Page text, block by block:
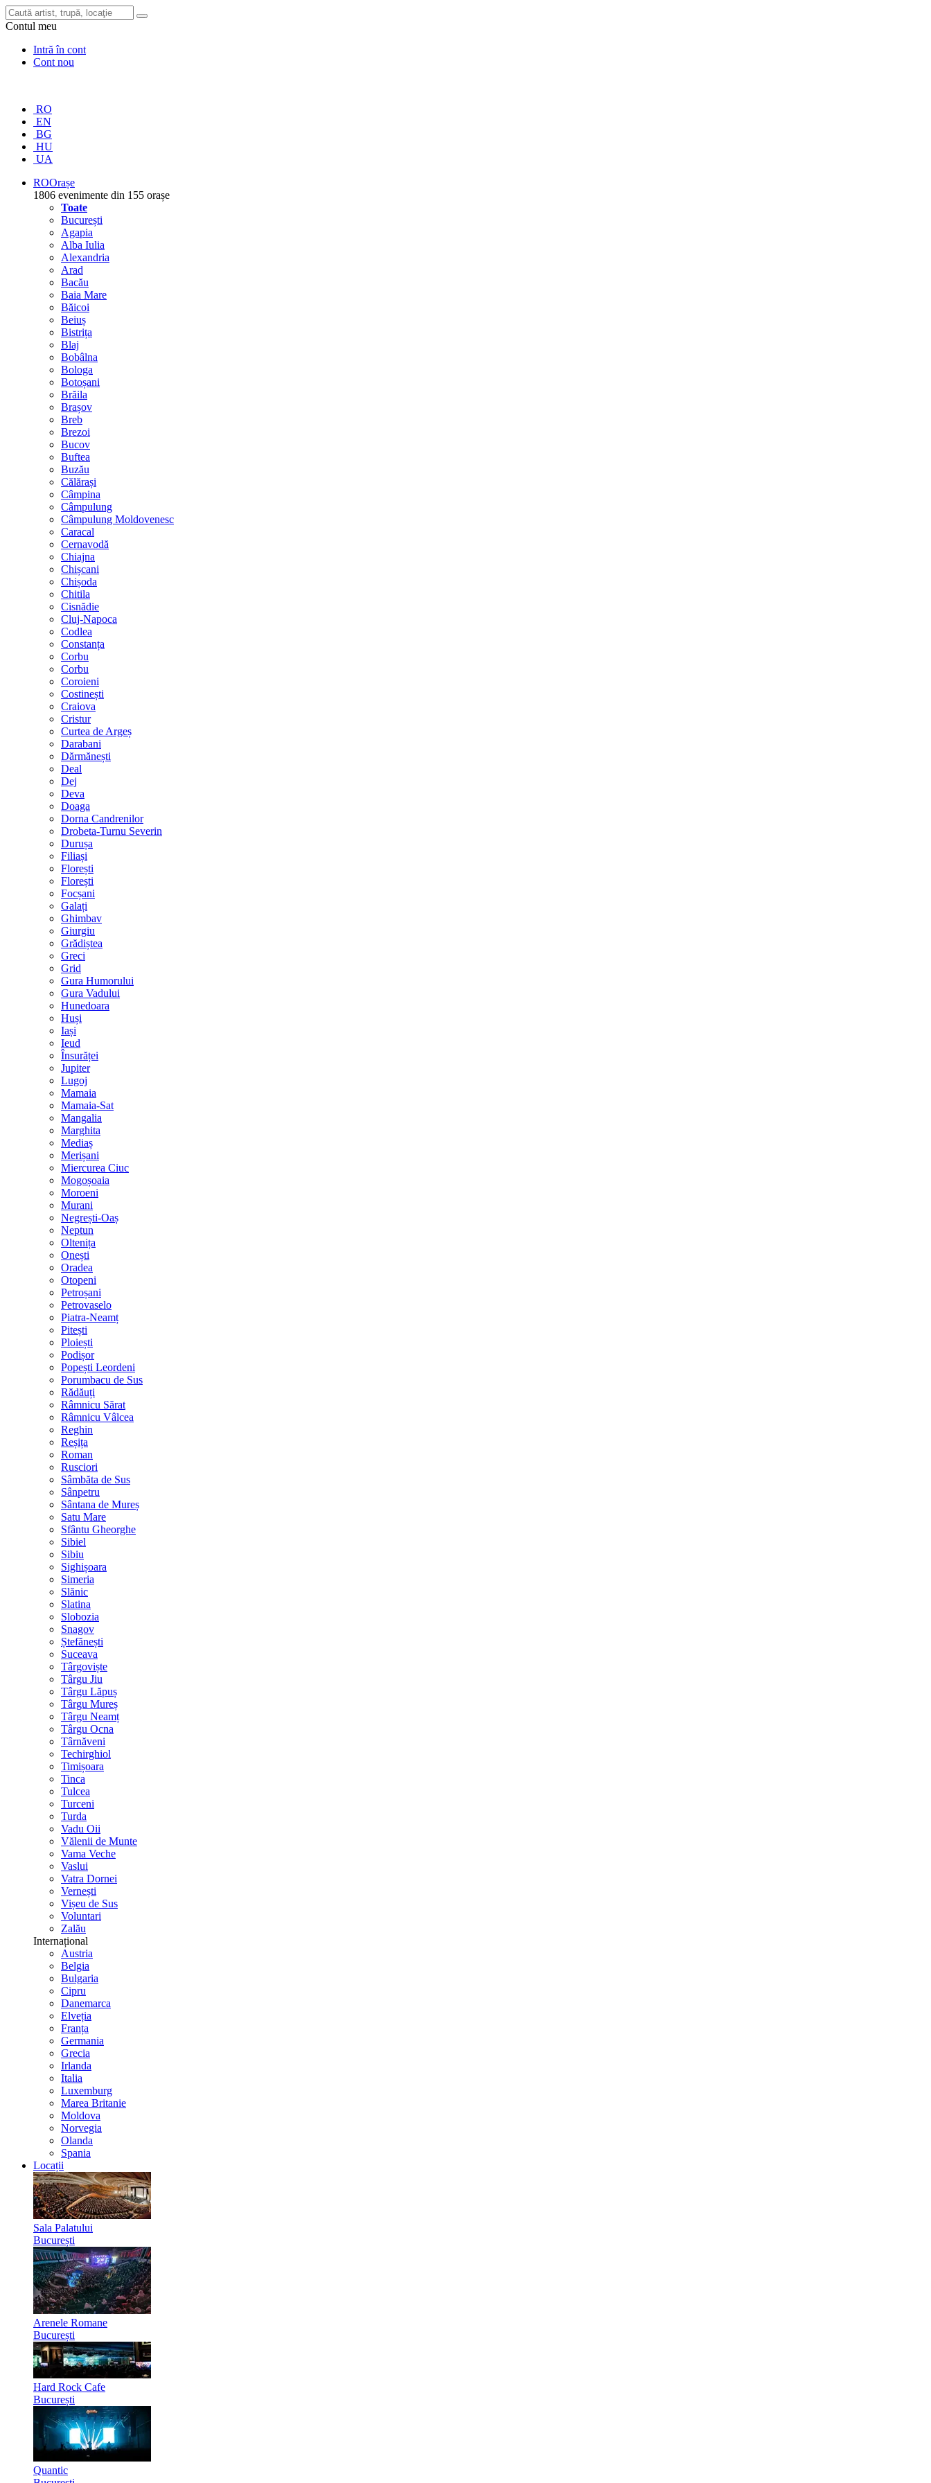
Contul meu
Intră în cont
Cont nou
RO
EN
BG
HU
UA
ROOrașe
1806 evenimente din 155 orașe
Toate
București
Agapia
Alba Iulia
Alexandria
Arad
Bacău
Baia Mare
Băicoi
Beiuș
Bistrița
Blaj
Bobâlna
Bologa
Botoșani
Brăila
Brașov
Breb
Brezoi
Bucov
Buftea
Buzău
Călărași
Câmpina
Câmpulung
Câmpulung Moldovenesc
Caracal
Cernavodă
Chiajna
Chișcani
Chișoda
Chitila
Cisnădie
Cluj-Napoca
Codlea
Constanța
Corbu
Corbu
Coroieni
Costinești
Craiova
Cristur
Curtea de Argeș
Darabani
Dărmănești
Deal
Dej
Deva
Doaga
Dorna Candrenilor
Drobeta-Turnu Severin
Durușa
Filiași
Florești
Florești
Focșani
Galați
Ghimbav
Giurgiu
Grădiștea
Greci
Grid
Gura Humorului
Gura Vadului
Hunedoara
Huși
Iași
Ieud
Însurăței
Jupiter
Lugoj
Mamaia
Mamaia-Sat
Mangalia
Marghita
Mediaș
Merișani
Miercurea Ciuc
Mogoșoaia
Moroeni
Murani
Negrești-Oaș
Neptun
Oltenița
Onești
Oradea
Otopeni
Petroșani
Petrovaselo
Piatra-Neamț
Pitești
Ploiești
Podișor
Popești Leordeni
Porumbacu de Sus
Rădăuți
Râmnicu Sărat
Râmnicu Vâlcea
Reghin
Reșița
Roman
Rusciori
Sâmbăta de Sus
Sânpetru
Sântana de Mureș
Satu Mare
Sfântu Gheorghe
Sibiel
Sibiu
Sighișoara
Simeria
Slănic
Slatina
Slobozia
Snagov
Ștefănești
Suceava
Târgoviște
Târgu Jiu
Târgu Lăpuș
Târgu Mureș
Târgu Neamț
Târgu Ocna
Târnăveni
Techirghiol
Timișoara
Tinca
Tulcea
Turceni
Turda
Vadu Oii
Vălenii de Munte
Vama Veche
Vaslui
Vatra Dornei
Vernești
Vișeu de Sus
Voluntari
Zalău
Internațional
Austria
Belgia
Bulgaria
Cipru
Danemarca
Elveția
Franța
Germania
Grecia
Irlanda
Italia
Luxemburg
Marea Britanie
Moldova
Norvegia
Olanda
Spania
Locații
Sala Palatului
București
Arenele Romane
București
Hard Rock Cafe
București
Quantic